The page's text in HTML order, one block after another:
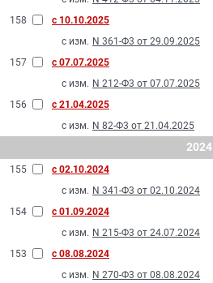
158
с 10.10.2025
с изм. N 361-Ф3 от 29.09.2025
157
с 07.07.2025
с изм. N 212-Ф3 от 07.07.2025
156
с 21.04.2025
с изм. N 82-Ф3 от 21.04.2025
2024
155
с 02.10.2024
с изм. N 341-Ф3 от 02.10.2024
154
с 01.09.2024
с изм. N 215-Ф3 от 24.07.2024
153
с 08.08.2024
с изм. N 270-Ф3 от 08.08.2024